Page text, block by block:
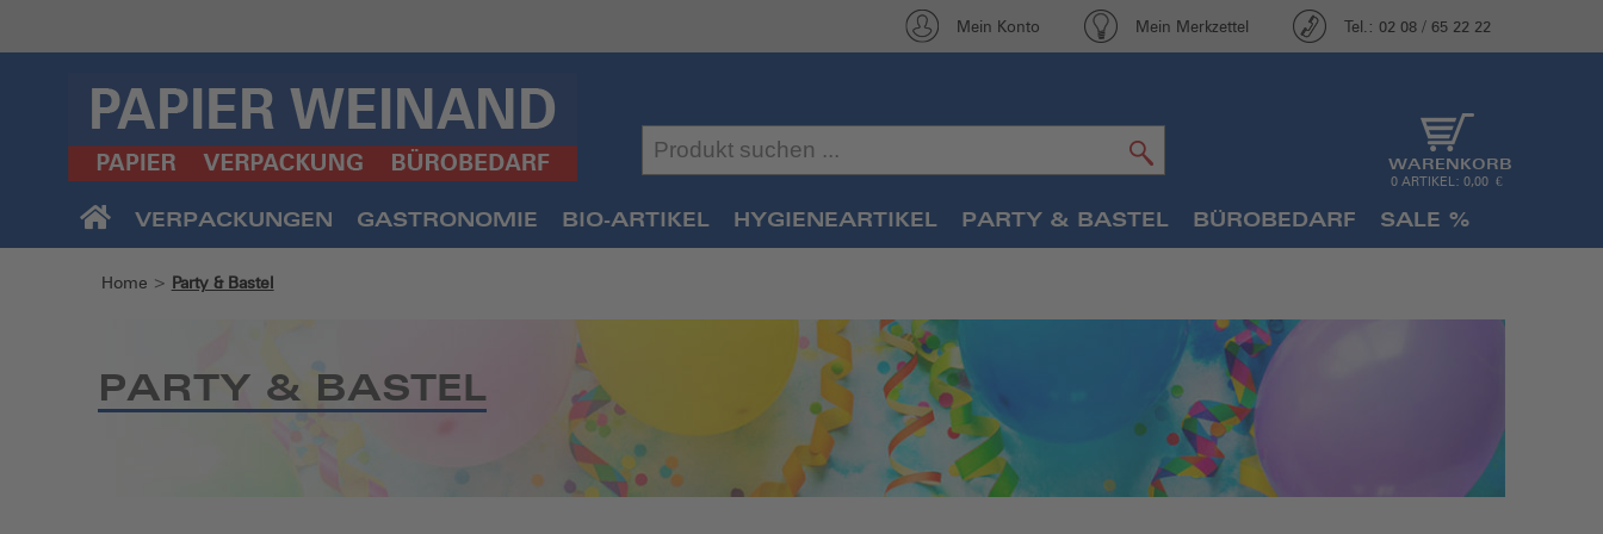
Tel.: 02 08 / 65 22 22
Mein Merkzettel
Mein Konto
WARENKORB
0 ARTIKEL: 0,00 €
VERPACKUNGEN GASTRONOMIE BIO-ARTIKEL HYGIENEARTIKEL PARTY & BASTEL BÜROBEDARF SALE %
Home > Party & Bastel
PARTY & BASTEL